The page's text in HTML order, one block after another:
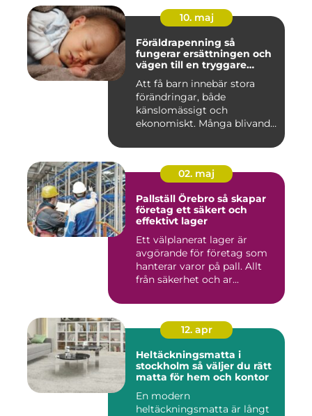
10. maj
Föräldrapenning så
fungerar ersättningen och
vägen till en tryggare
Att få barn innebär stora
förändringar, både
känslomässigt och
ekonomiskt. Många blivande
02. maj
Pallställ Örebro så skapar
företag ett säkert och
effektivt lager
Ett välplanerat lager är
avgörande för företag som
hanterar varor på pall. Allt
från säkerhet och ar...
12. apr
Heltäckningsmatta i
stockholm så väljer du rätt
matta för hem och kontor
En modern
heltäckningsmatta är långt